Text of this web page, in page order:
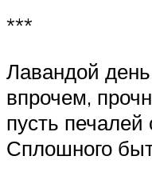
***
Лавандой день
впрочем,
пусть печалей
Сплошного